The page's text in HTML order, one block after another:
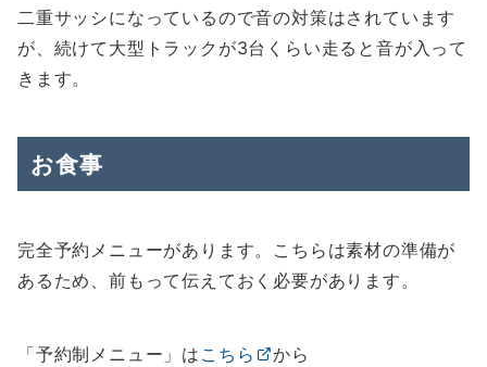
二重サッシになっているので音の対策はされています
が、続けて大型トラックが3台くらい走ると音が入って
きます。
お食事
完全予約メニューがあります。こちらは素材の準備が
あるため、前もって伝えておく必要があります。
「予約制メニュー」は こちら から